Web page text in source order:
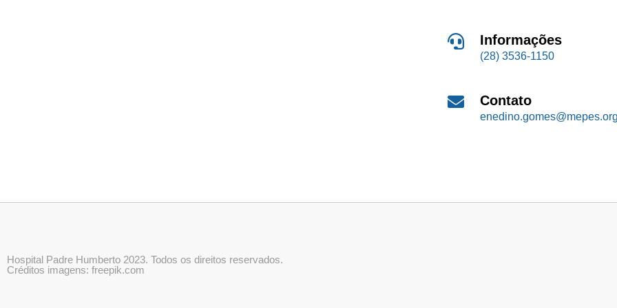
Informações
(28) 3536-1150
Contato
Hospital Padre Humberto 2023. Todos os direitos reservados.
Créditos imagens: freepik.com